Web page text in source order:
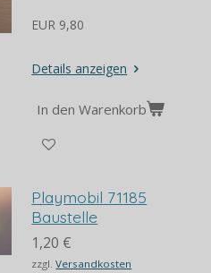
EUR 9,80
Details anzeigen
In den Warenkorb
Playmobil 71185
Baustelle
1,20 €
zzgl.Versandkosten